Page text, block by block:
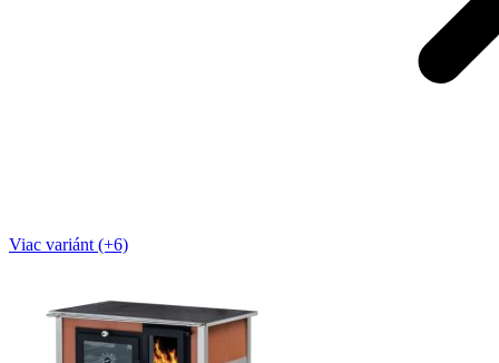
Viac variánt (+6)